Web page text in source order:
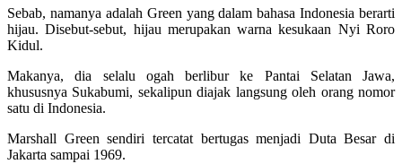
Sebab, namanya adalah Green yang dalam bahasa Indonesia berarti
hijau. Disebut-sebut, hijau merupakan warna kesukaan Nyi Roro
Kidul.
Makanya, dia selalu ogah berlibur ke Pantai Selatan Jawa,
khususnya Sukabumi, sekalipun diajak langsung oleh orang nomor
satu di Indonesia.
Marshall Green sendiri tercatat bertugas menjadi Duta Besar di
Jakarta sampai 1969.